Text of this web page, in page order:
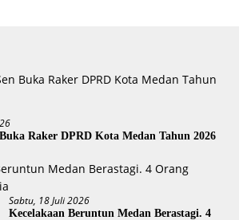
Raker DPRD Kota Medan Tahun 2026
Sabtu, 18 Juli 2026
Kecelakaan Beruntun Medan Berastagi. 4